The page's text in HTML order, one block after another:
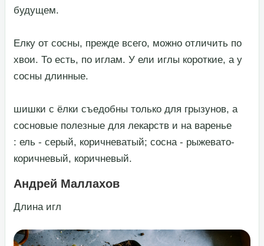
будущем.​
​Елку от сосны, прежде всего, можно отличить по
хвои. То есть, по иглам. У ели иглы короткие, а у
сосны длинные.​
​шишки с ёлки съедобны только для грызунов, а
сосновые полезные для лекарств и на варенье​
​: ель - серый, коричневатый; сосна - рыжевато-
коричневый, коричневый.​
Андрей Маллахов
​Длина игл​